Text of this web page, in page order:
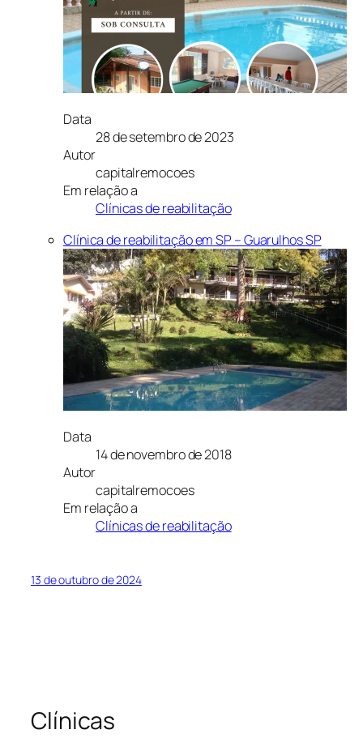
Data
28 de setembro de 2023
Autor
capitalremocoes
Em relação a
Clínicas de reabilitação
Clínica de reabilitação em SP – Guarulhos SP
Data
14 de novembro de 2018
Autor
capitalremocoes
Em relação a
Clínicas de reabilitação
13 de outubro de 2024
Clínicas